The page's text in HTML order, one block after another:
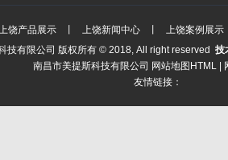
饶产品展示 上饶新闻中心 上饶案例展示
技有限公司 版权所有 © 2018, All right reserved 技
南昌市美提斯科技有限公司 网站地图HTML
友情链接：